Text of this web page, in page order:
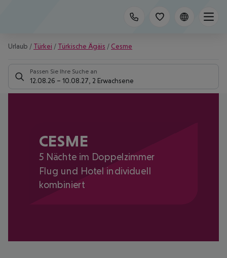
Urlaub / Türkei / Türkische Ägäis / Cesme
Passen Sie Ihre Suche an
12.08.26 – 10.08.27 2 Erwachsene
CESME
5 Nächte im Doppelzimmer
Flug und Hotel individuell
kombiniert